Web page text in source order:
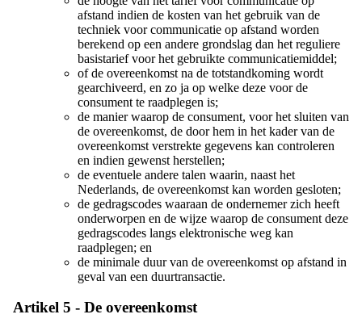
afstand indien de kosten van het gebruik van de
techniek voor communicatie op afstand worden
berekend op een andere grondslag dan het reguliere
basistarief voor het gebruikte communicatiemiddel;
of de overeenkomst na de totstandkoming wordt
gearchiveerd, en zo ja op welke deze voor de
consument te raadplegen is;
de manier waarop de consument, voor het sluiten van
de overeenkomst, de door hem in het kader van de
overeenkomst verstrekte gegevens kan controleren
en indien gewenst herstellen;
de eventuele andere talen waarin, naast het
Nederlands, de overeenkomst kan worden gesloten;
de gedragscodes waaraan de ondernemer zich heeft
onderworpen en de wijze waarop de consument deze
gedragscodes langs elektronische weg kan
raadplegen; en
de minimale duur van de overeenkomst op afstand in
geval van een duurtransactie.
Artikel 5 - De overeenkomst